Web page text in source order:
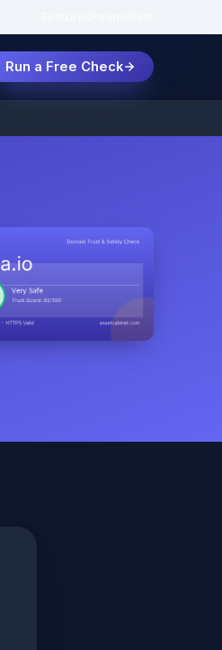
Run a Free Check